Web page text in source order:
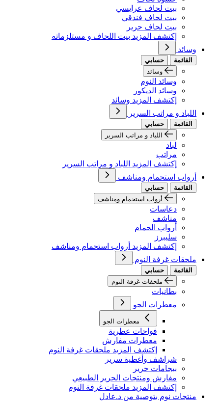
بيت لحاف عرايسي
بيت لحاف فندقي
بيت لحاف حرير
إكتشف المزيد بيت اللحاف و مستلزماته
وسائد
القائمة
حسابي
وسائد
وسائد النوم
وسائد الديكور
إكتشف المزيد وسائد
اللباد و مراتب السرير
القائمة
حسابي
اللباد و مراتب السرير
لباد
مراتب
إكتشف المزيد اللباد و مراتب السرير
أرواب استحمام ومناشف
القائمة
حسابي
أرواب استحمام ومناشف
دعاسات
مناشف
أرواب الحمام
سليبرز
إكتشف المزيد أرواب استحمام ومناشف
ملحقات غرفة النوم
القائمة
حسابي
ملحقات غرفة النوم
بطانيات
معطرات الجو
معطرات الجو
فواحات عطرية
معطرات مفارش
إكتشف المزيد ملحقات غرفة النوم
شراشف وأغطية سرير
بيجامات حرير
مفارش ومنتجات الحرير الطبيعي
إكتشف المزيد ملحقات غرفة النوم
منتجات نوم بتوصية من د.عادل